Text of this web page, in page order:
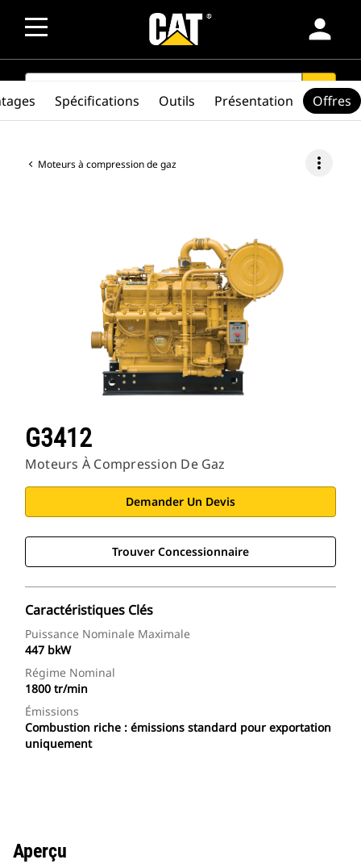
person
SEARCH search
Moteurs à compression de gaz more_vert
G3412
Moteurs À Compression De Gaz
Demander Un Devis
Trouver Concessionnaire
Caractéristiques Clés
Puissance Nominale Maximale
447 bkW
Régime Nominal
1800 tr/min
Émissions
Combustion riche : émissions standard pour exportation
uniquement
Spécifications Outils Présentation Offres
Aperçu